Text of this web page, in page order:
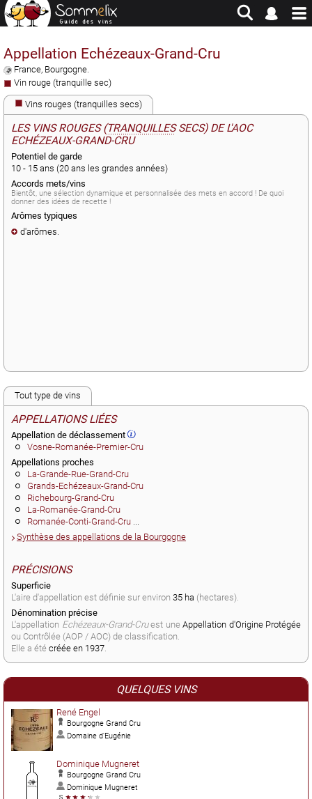
Appellation Echézeaux-Grand-Cru
France, Bourgogne.
Vin rouge (tranquille sec)
Vins rouges (tranquilles secs)
LES VINS ROUGES (TRANQUILLESSECS) DE L'AOC
ECHÉZEAUX-GRAND-CRU
Potentiel de garde
10 - 15 ans (20 ans les grandes années)
Accords mets/vins
Bientôt, une sélection dynamique et personnalisée des mets en accord ! De quoi
donner des idées de recette !
Arômes typiques
d'arômes.
Tout type de vins
APPELLATIONS LIÉES
Appellation de déclassement
Vosne-Romanée-Premier-Cru
Appellations proches
La-Grande-Rue-Grand-Cru
Grands-Echézeaux-Grand-Cru
Richebourg-Grand-Cru
La-Romanée-Grand-Cru
Romanée-Conti-Grand-Cru ...
Synthèse des appellations de la Bourgogne
PRÉCISIONS
Superficie
L'aire d'appellation est définie sur environ 35 ha (hectares).
Dénomination précise
L'appellation Echézeaux-Grand-Cruest une Appellation d'Origine Protégée
ou Contrôlée (AOP / AOC) de classification.
Elle a été créée en 1937.
QUELQUES VINS
René Engel
Bourgogne Grand Cru
Domaine d'Eugénie
Dominique Mugneret
Bourgogne Grand Cru
Dominique Mugneret
Site en jachère - Pour historique et consultation uniquement